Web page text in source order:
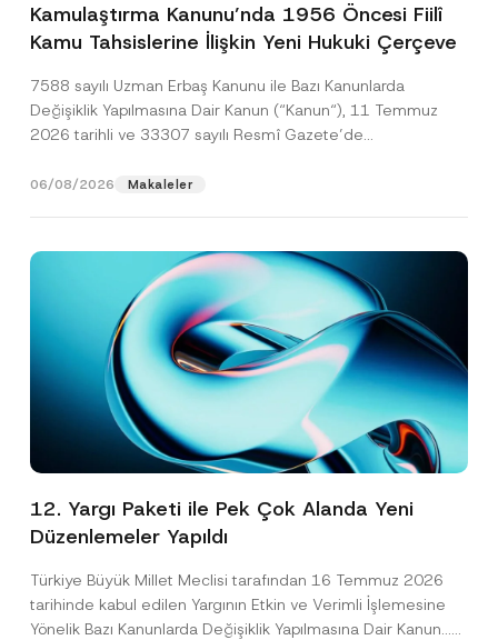
Kamulaştırma Kanunu’nda 1956 Öncesi Fiilî
Kamu Tahsislerine İlişkin Yeni Hukuki Çerçeve
7588 sayılı Uzman Erbaş Kanunu ile Bazı Kanunlarda
Değişiklik Yapılmasına Dair Kanun (“Kanun“), 11 Temmuz
2026 tarihli ve 33307 sayılı Resmî Gazete’de
06/08/2026 Makaleler
12. Yargı Paketi ile Pek Çok Alanda Yeni
Düzenlemeler Yapıldı
Türkiye Büyük Millet Meclisi tarafından 16 Temmuz 2026
tarihinde kabul edilen Yargının Etkin ve Verimli İşlemesine
Yönelik Bazı Kanunlarda Değişiklik Yapılmasına Dair Kanun...